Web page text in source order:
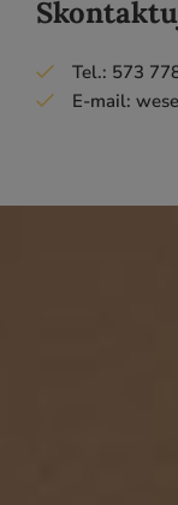
Tel.: 573
E-mail: